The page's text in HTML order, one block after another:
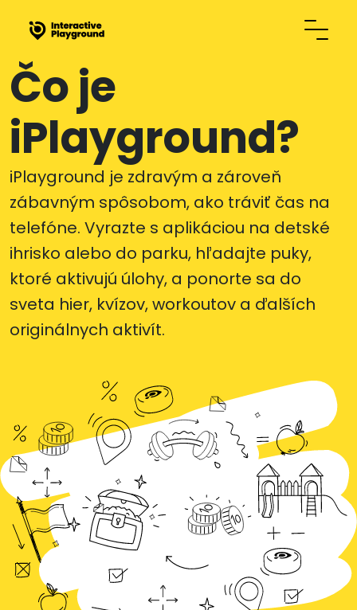
Čo je
iPlayground?
iPlayground je zdravým a zároveň
zábavným spôsobom, ako tráviť čas na
telefóne. Vyrazte s aplikáciou na detské
ihrisko alebo do parku, hľadajte puky,
ktoré aktivujú úlohy, a ponorte sa do
sveta hier, kvízov, workoutov a ďalších
originálnych aktivít.